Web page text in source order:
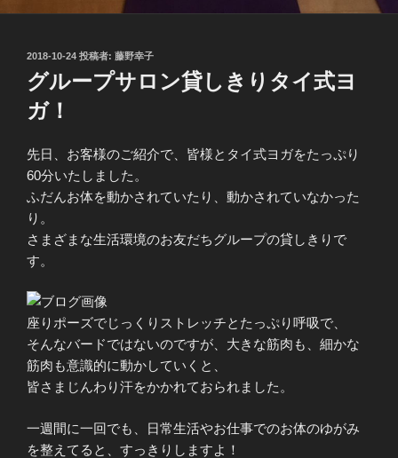
投
日:
2018-10-24 投稿者: 藤野幸子
グループサロン貸しきりタイ式ヨ
ガ！
先日、お客様のご紹介で、皆様とタイ式ヨガをたっぷり
60分いたしました。
ふだんお体を動かされていたり、動かされていなかった
り。
さまざまな生活環境のお友だちグループの貸しきりで
す。
座りポーズでじっくりストレッチとたっぷり呼吸で、
そんなバードではないのですが、大きな筋肉も、細かな
筋肉も意識的に動かしていくと、
皆さまじんわり汗をかかれておられました。
一週間に一回でも、日常生活やお仕事でのお体のゆがみ
を整えてると、すっきりしますよ！